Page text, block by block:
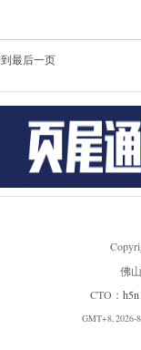
最后一页
佛
CTO：
GMT+8, 2026-